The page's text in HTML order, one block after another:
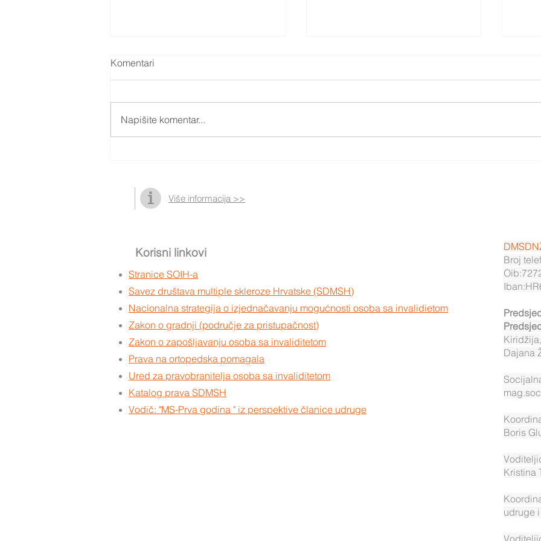
Komentari
Napišite komentar...
Više informacija >>
Korisni linkovi
Stranice SOIH-a
Savez društava multiple skleroze Hrvatske (SDMSH)
Nacionalna strategija o izjednačavanju mogućnosti osoba sa invalidietom
Zakon o gradnji (područje za pristupačnost)
Zakon o zapošljavanju osoba sa invaliditetom
Prava na ortopedska pomagala
Ured za pravobranitelja osoba sa invaliditetom
Katalog prava SDMSH
Vodič: "MS-Prva godina " iz perspektive članice udruge
Broj
Dajana
Boris
Kristina
udruge